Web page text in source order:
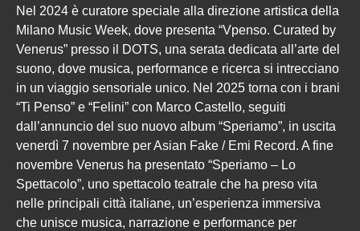
Nel 2024 è curatore speciale alla direzione artistica della
Milano Music Week, dove presenta “Vpenso. Curated by
Venerus” presso il DOTS, una serata dedicata all’arte del
suono, dove musica, performance e ricerca si intrecciano
in un viaggio sensoriale unico. Nel 2025 torna con i brani
“Ti Penso” e “Felini” con Marco Castello, seguiti
dall’annuncio del suo nuovo album “Speriamo”, in uscita
venerdì 7 novembre per Asian Fake / Emi Record. A fine
novembre Venerus ha presentato “Speriamo – Lo
Spettacolo”, uno spettacolo teatrale che ha preso vita
nelle principali città italiane, un’esperienza immersiva
che unisce musica, narrazione e performance per